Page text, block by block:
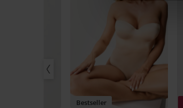
Bestseller